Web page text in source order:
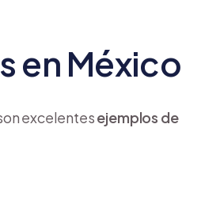
en México
excelentesejemplos de